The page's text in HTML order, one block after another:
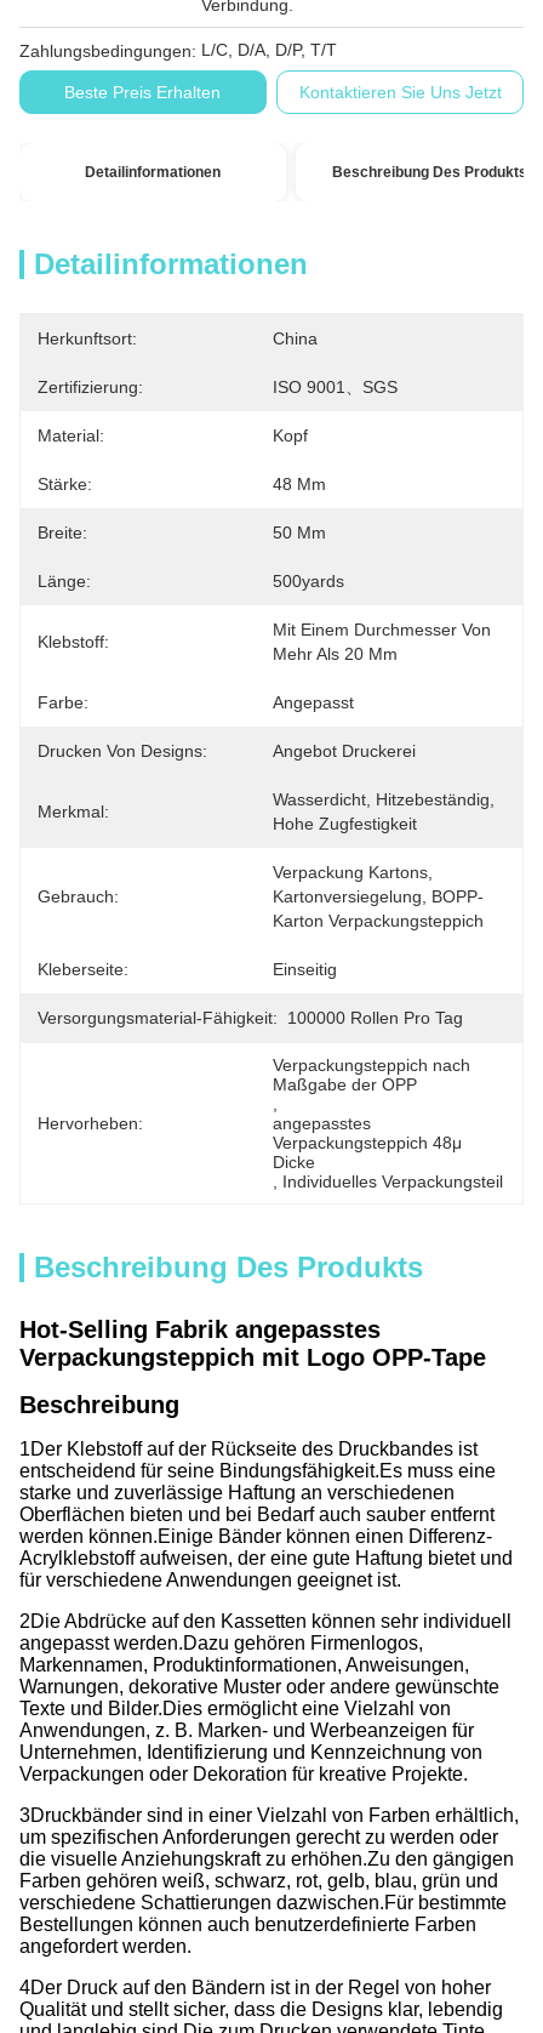
Verbindung.
Zahlungsbedingungen: L/C, D/A, D/P, T/T
Beste Preis Erhalten Kontaktieren Sie Uns Jetzt
Detailinformationen Beschreibung Des Produkts
Detailinformationen
Herkunftsort: China
Zertifizierung: ISO 9001、SGS
Material: Kopf
Stärke: 48 Μm
Breite: 50 Mm
Länge: 500yards
Klebstoff:
Mit Einem Durchmesser Von
Mehr Als 20 Mm
Farbe: Angepasst
Drucken Von Designs: Angebot Druckerei
Merkmal:
Wasserdicht, Hitzebeständig,
Hohe Zugfestigkeit
Gebrauch:
Verpackung Kartons,
Kartonversiegelung, BOPP-
Karton Verpackungsteppich
Kleberseite: Einseitig
Versorgungsmaterial-Fähigkeit: 100000 Rollen Pro Tag
Hervorheben:
Verpackungsteppich nach
Maßgabe der OPP
angepasstes
Verpackungsteppich 48μ
Dicke
Individuelles Verpackungsteil
Beschreibung Des Produkts
Hot-Selling Fabrik angepasstes
Verpackungsteppich mit Logo OPP-Tape
Beschreibung
1Der Klebstoff auf der Rückseite des Druckbandes ist
entscheidend für seine Bindungsfähigkeit.Es muss eine
starke und zuverlässige Haftung an verschiedenen
Oberflächen bieten und bei Bedarf auch sauber entfernt
werden können.Einige Bänder können einen Differenz-
Acrylklebstoff aufweisen, der eine gute Haftung bietet und
für verschiedene Anwendungen geeignet ist.
2Die Abdrücke auf den Kassetten können sehr individuell
angepasst werden.Dazu gehören Firmenlogos,
Markennamen, Produktinformationen, Anweisungen,
Warnungen, dekorative Muster oder andere gewünschte
Texte und Bilder.Dies ermöglicht eine Vielzahl von
Anwendungen, z. B. Marken- und Werbeanzeigen für
Unternehmen, Identifizierung und Kennzeichnung von
Verpackungen oder Dekoration für kreative Projekte.
3Druckbänder sind in einer Vielzahl von Farben erhältlich,
um spezifischen Anforderungen gerecht zu werden oder
die visuelle Anziehungskraft zu erhöhen.Zu den gängigen
Farben gehören weiß, schwarz, rot, gelb, blau, grün und
verschiedene Schattierungen dazwischen.Für bestimmte
Bestellungen können auch benutzerdefinierte Farben
angefordert werden.
4Der Druck auf den Bändern ist in der Regel von hoher
Qualität und stellt sicher, dass die Designs klar, lebendig